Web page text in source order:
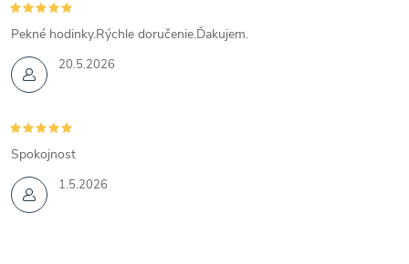
20.5.2026
Pekné hodinky.Rýchle doručenie.Ďakujem.
1.5.2026
Spokojnost